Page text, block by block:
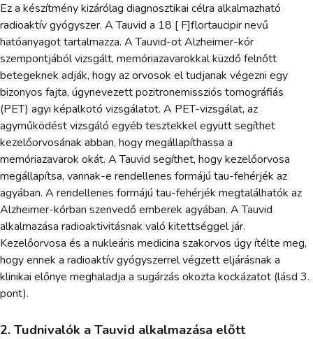
Ez a készítmény kizárólag diagnosztikai célra alkalmazható
radioaktív gyógyszer. A Tauvid a 18 [ F]flortaucipir nevű
hatóanyagot tartalmazza. A Tauvid-ot Alzheimer-kór
szempontjából vizsgált, memóriazavarokkal küzdő felnőtt
betegeknek adják, hogy az orvosok el tudjanak végezni egy
bizonyos fajta, úgynevezett pozitronemissziós tomográfiás
(PET) agyi képalkotó vizsgálatot. A PET-vizsgálat, az
agyműködést vizsgáló egyéb tesztekkel együtt segíthet
kezelőorvosának abban, hogy megállapíthassa a
memóriazavarok okát. A Tauvid segíthet, hogy kezelőorvosa
megállapítsa, vannak-e rendellenes formájú tau-fehérjék az
agyában. A rendellenes formájú tau-fehérjék megtalálhatók az
Alzheimer-kórban szenvedő emberek agyában. A Tauvid
alkalmazása radioaktivitásnak való kitettséggel jár.
Kezelőorvosa és a nukleáris medicina szakorvos úgy ítélte meg,
hogy ennek a radioaktív gyógyszerrel végzett eljárásnak a
klinikai előnye meghaladja a sugárzás okozta kockázatot (lásd 3.
pont).
2. Tudnivalók a Tauvid alkalmazása előtt